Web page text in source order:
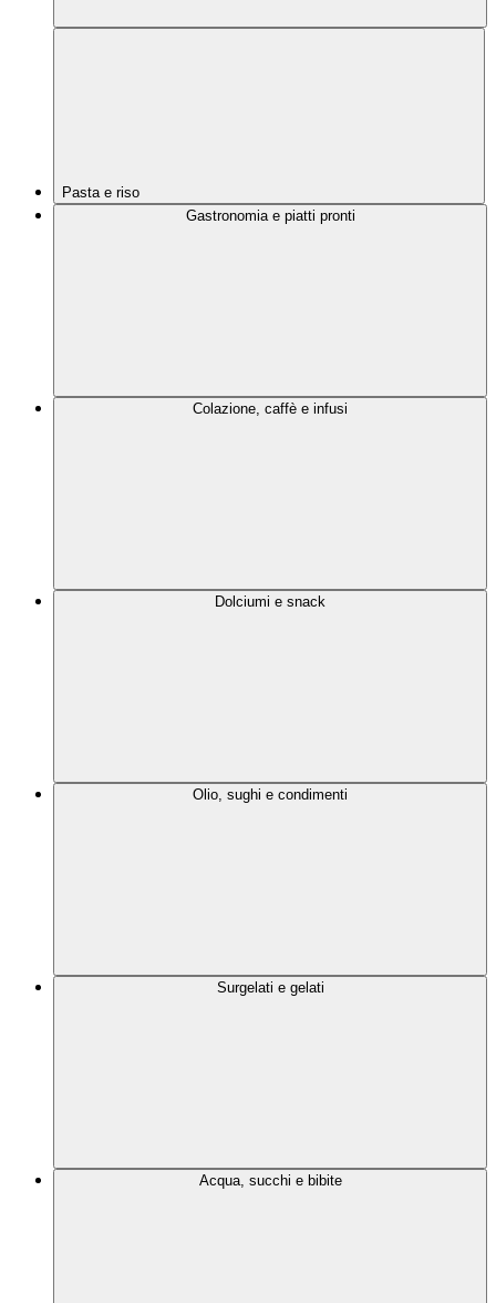
Pasta e riso
Gastronomia e piatti pronti
Colazione, caffè e infusi
Dolciumi e snack
Olio, sughi e condimenti
Surgelati e gelati
Acqua, succhi e bibite